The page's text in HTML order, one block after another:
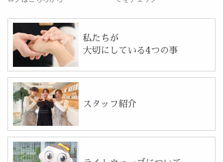
私たちが
大切にしている4つの事
スタッフ紹介